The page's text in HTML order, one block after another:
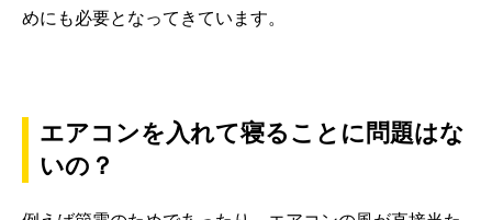
めにも必要となってきています。
エアコンを入れて寝ることに問題はな
いの？